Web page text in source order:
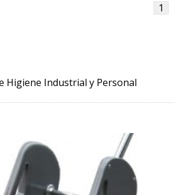
1
Higiene Industrial y Personal